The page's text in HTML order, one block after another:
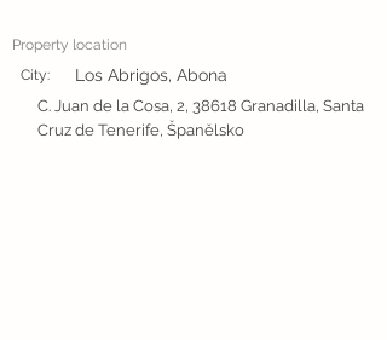
Property location
City:
Los Abrigos, Abona
C. Juan de la Cosa, 2, 38618 Granadilla, Santa
Cruz de Tenerife, Španělsko